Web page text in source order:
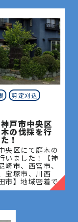
剪定刈込
戸市中央区
の伐採を行
！
央区にて庭木の
いました！【神
崎市、西宮市、
宝塚市、川西
市】地域密着で
根・剪定・草刈
相談ください！